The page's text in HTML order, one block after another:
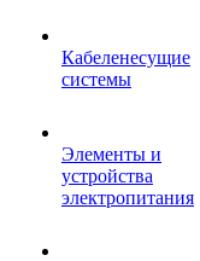
Кабеленесущие
системы
Элементы и
устройства
электропитания